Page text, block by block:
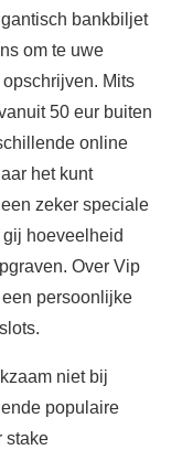
bankbiljet
om te uwe
Mits
50 eur buiten
online
het kunt
zeker speciale
hoeveelheid
Over Vip
persoonlijke
niet bij
populaire
stake